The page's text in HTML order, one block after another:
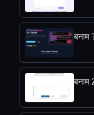
बनाम